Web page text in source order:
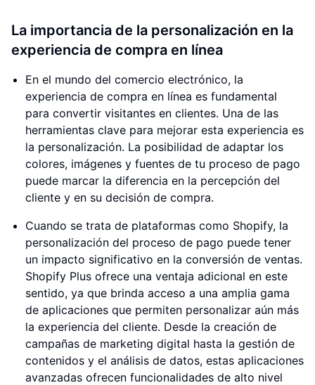
La importancia de la personalización en la
experiencia de compra en línea
En el mundo del comercio electrónico, la
experiencia de compra en línea es fundamental
para convertir visitantes en clientes. Una de las
herramientas clave para mejorar esta experiencia es
la personalización. La posibilidad de adaptar los
colores, imágenes y fuentes de tu proceso de pago
puede marcar la diferencia en la percepción del
cliente y en su decisión de compra.
Cuando se trata de plataformas como Shopify, la
personalización del proceso de pago puede tener
un impacto significativo en la conversión de ventas.
Shopify Plus ofrece una ventaja adicional en este
sentido, ya que brinda acceso a una amplia gama
de aplicaciones que permiten personalizar aún más
la experiencia del cliente. Desde la creación de
campañas de marketing digital hasta la gestión de
contenidos y el análisis de datos, estas aplicaciones
avanzadas ofrecen funcionalidades de alto nivel